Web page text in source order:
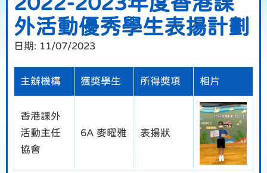
外活動優秀學生表揚計劃
日期: 11/07/2023
主辦機構 獲獎學生 所得獎項 相片
香港課外
活動主任
協會
6A 麥曜雅 表揚狀